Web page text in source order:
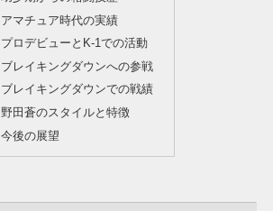
アマチュア時代の実績
プロデビューとK-1での活動
ブレイキングダウンへの参戦
ブレイキングダウンでの戦績
野田蒼のスタイルと特徴
今後の展望